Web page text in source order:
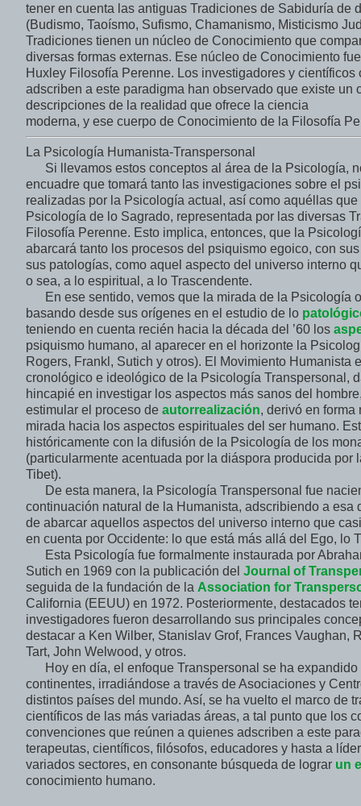
tener en cuenta las antiguas Tradiciones de Sabiduría de
(Budismo, Taoísmo, Sufismo, Chamanismo, Misticismo
Tradiciones tienen un núcleo de Conocimiento que
diversas formas externas. Ese núcleo de Conocimiento
Huxley Filosofía Perenne. Los investigadores y científicos
adscriben a este paradigma han observado que existe un
descripciones de la realidad que ofrece la ciencia
moderna, y ese cuerpo de Conocimiento de la Filosofía
La Psicología Humanista-Transpersonal
Si llevamos estos conceptos al área de la Psicología,
encuadre que tomará tanto las investigaciones sobre el
realizadas por la Psicología actual, así como aquéllas
Psicología de lo Sagrado, representada por las diversas
Filosofía Perenne. Esto implica, entonces, que la
abarcará tanto los procesos del psiquismo egoico, con
sus patologías, como aquel aspecto del universo interno
o sea, a lo espiritual, a lo Trascendente.
En ese sentido, vemos que la mirada de la Psicología
basando desde sus orígenes en el estudio de lo
teniendo en cuenta recién hacia la década del ’60 los
psiquismo humano, al aparecer en el horizonte la
Rogers, Frankl, Sutich y otros). El Movimiento Humanista
cronológico e ideológico de la Psicología Transpersonal,
hincapié en investigar los aspectos más sanos del
estimular el proceso de autorrealización, derivó en forma
mirada hacia los aspectos espirituales del ser humano.
históricamente con la difusión de la Psicología de los
(particularmente acentuada por la diáspora producida por
Tibet).
De esta manera, la Psicología Transpersonal fue
continuación natural de la Humanista, adscribiendo a esa
de abarcar aquellos aspectos del universo interno que
en cuenta por Occidente: lo que está más allá del Ego, lo
Esta Psicología fue formalmente instaurada por
Sutich en 1969 con la publicación del Journal of
seguida de la fundación de la Association for
California (EEUU) en 1972. Posteriormente, destacados
investigadores fueron desarrollando sus principales
destacar a Ken Wilber, Stanislav Grof, Frances Vaughan,
Tart, John Welwood, y otros.
Hoy en día, el enfoque Transpersonal se ha expandido
continentes, irradiándose a través de Asociaciones y
distintos países del mundo. Así, se ha vuelto el marco de
científicos de las más variadas áreas, a tal punto que los
convenciones que reúnen a quienes adscriben a este
terapeutas, científicos, filósofos, educadores y hasta a
variados sectores, en consonante búsqueda de lograr un
conocimiento humano.